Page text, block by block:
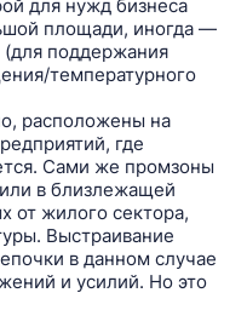
для нужд бизнеса
площади, иногда —
поддержания
температурного
расположены на
где
Сами же промзоны
в близлежащей
от жилого сектора,
Выстраивание
в данном случае
и усилий. Но это